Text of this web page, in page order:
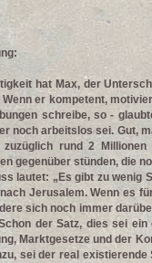
hat Max, der
er kompetent,
schreibe, so -
noch arbeitslos sei. Gut,
rund 2
gegenüber stünden, die
lautet: „Es gibt zu wenig
Jerusalem. Wenn es
sich noch immer
der Satz, dies sei
Marktgesetze und der
sei der real